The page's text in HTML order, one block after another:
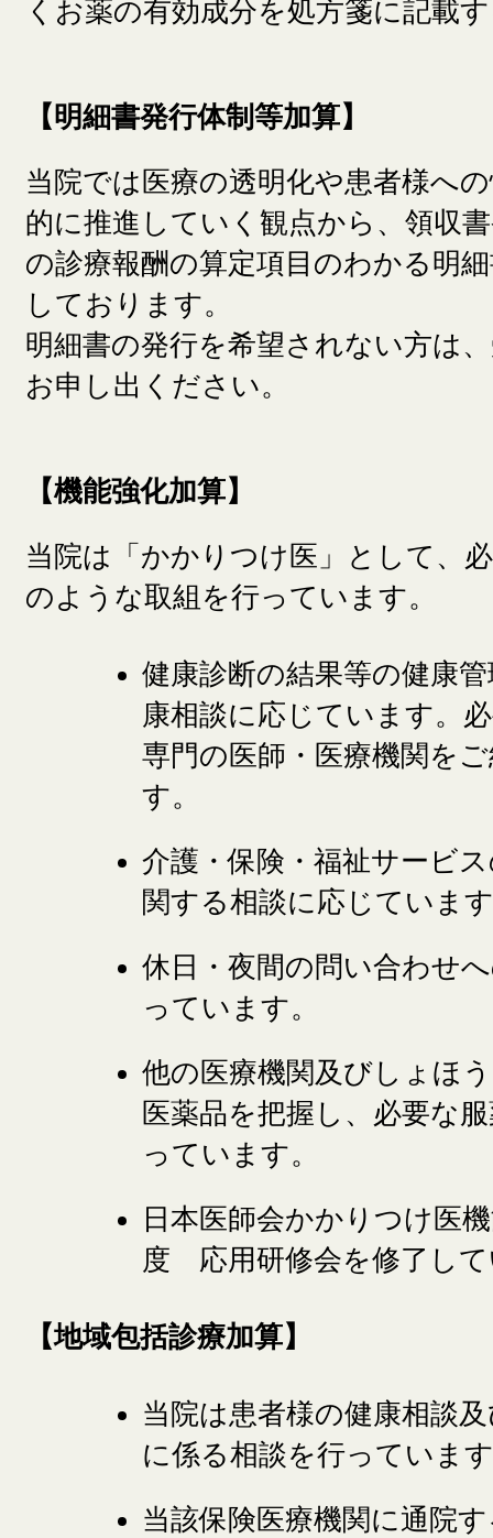
くお薬の有効成分を処方箋に記載
【明細書発行体制等加算】
当院では医療の透明化や患者様へ
的に推進していく観点から、領収
の診療報酬の算定項目のわかる明
しております。
明細書の発行を希望されない方は
お申し出ください。
【機能強化加算】
当院は「かかりつけ医」として、
のような取組を行っています。
健康診断の結果等の健康
康相談に応じています。
専門の医師・医療機関を
す。
介護・保険・福祉サービ
関する相談に応じていま
休日・夜間の問い合わせ
っています。
他の医療機関及びしょほ
医薬品を把握し、必要な
っています。
日本医師会かかりつけ医
度 応用研修会を修了し
【地域包括診療加算】
当院は患者様の健康相談
に係る相談を行っていま
当該保険医療機関に通院